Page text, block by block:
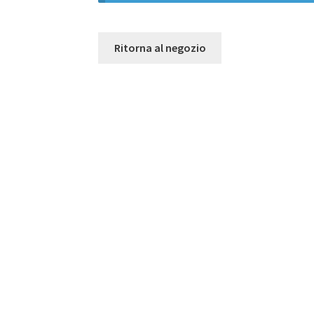
Ritorna al negozio